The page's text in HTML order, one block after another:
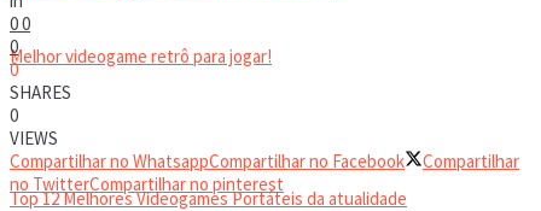
Melhor videogame retrô para jogar!
VIDEOGAMES PORTÁTEIS
Top 12 Melhores Videogames Portáteis da atualidade
00
0
0
SHARES
0
VIEWS
Compartilhar no WhatsappCompartilhar no Facebook
Compartilhar
no TwitterCompartilhar no pinterest